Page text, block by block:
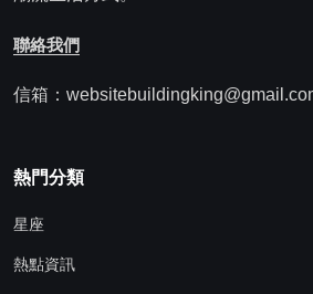
聯絡我們
信箱：
熱門分類
星座
熱點資訊